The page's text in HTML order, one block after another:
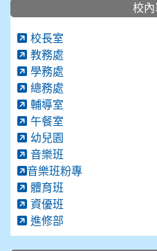
校
校長室
教務處
學務處
總務處
輔導室
午餐室
幼兒園
音樂班
音樂班粉專
體育班
資優班
進修部